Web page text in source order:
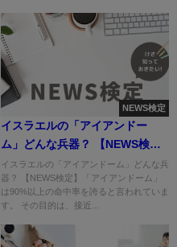
NEWS検定
イスラエルの「アイアンドー
ム」どんな兵器？ 【NEWS検
定】
イスラエルの「アイアンドーム」どんな兵
器？ 【NEWS検定】「アイアンドーム」
は90%以上の命中率を誇ると言われていま
す。 その目的は、接近...